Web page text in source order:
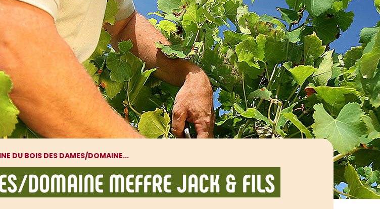
DU BOIS DES DAMES/DOMAINE...
DOMAINE MEFFRE JACK & FILS